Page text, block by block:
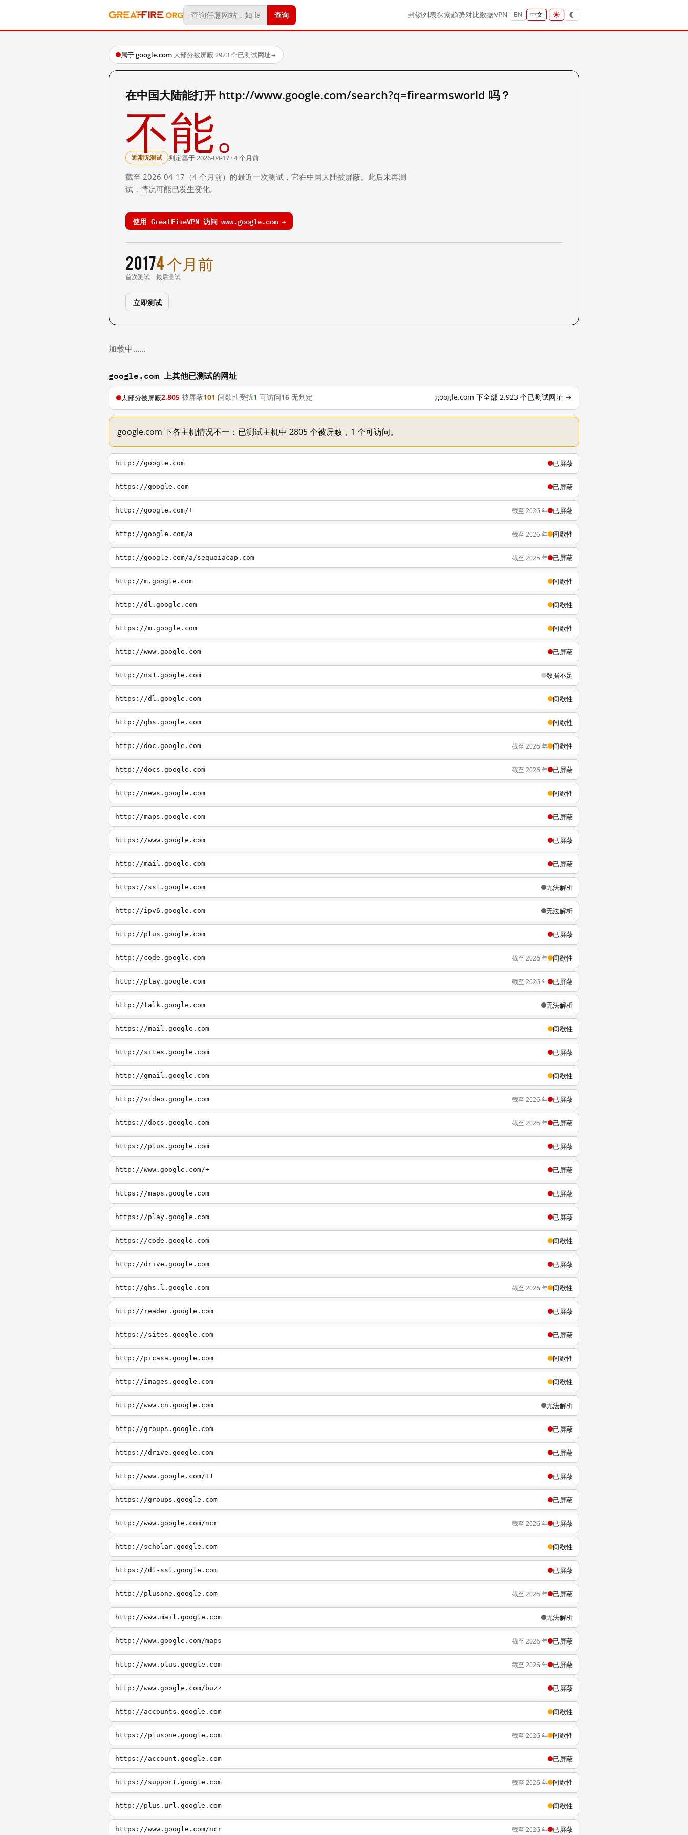
查询 封锁列表探索趋势对比数据VPN EN 中文
属于 google.com·大部分被屏蔽·2923 个已测试网址→
在中国大陆能打开 http://www.google.com/search?q=firearmsworld 吗？
不能。
近期无测试 判定基于 2026-04-17 · 4 个月前
截至 2026-04-17（4 个月前）的最近一次测试，它在中国大陆被屏蔽。此后未再测
试，情况可能已发生变化。
使用 GreatFireVPN 访问 www.google.com →
2017
首次测试
4 个月前
最后测试
立即测试
加载中……
google.com 上其他已测试的网址
大部分被屏蔽2,805 被屏蔽101 间歇性受扰1 可访问16 无判定 google.com 下全部 2,923 个已测试网址 →
google.com 下各主机情况不一：已测试主机中 2805 个被屏蔽，1 个可访问。
http://google.com 已屏蔽
https://google.com 已屏蔽
http://google.com/+ 截至 2026 年 已屏蔽
http://google.com/a 截至 2026 年 间歇性
http://google.com/a/sequoiacap.com 截至 2025 年 已屏蔽
http://m.google.com 间歇性
http://dl.google.com 间歇性
https://m.google.com 间歇性
http://www.google.com 已屏蔽
http://ns1.google.com 数据不足
https://dl.google.com 间歇性
http://ghs.google.com 间歇性
http://doc.google.com 截至 2026 年 间歇性
http://docs.google.com 截至 2026 年 已屏蔽
http://news.google.com 间歇性
http://maps.google.com 已屏蔽
https://www.google.com 已屏蔽
http://mail.google.com 已屏蔽
https://ssl.google.com 无法解析
http://ipv6.google.com 无法解析
http://plus.google.com 已屏蔽
http://code.google.com 截至 2026 年 间歇性
http://play.google.com 截至 2026 年 已屏蔽
http://talk.google.com 无法解析
https://mail.google.com 间歇性
http://sites.google.com 已屏蔽
http://gmail.google.com 间歇性
http://video.google.com 截至 2026 年 已屏蔽
https://docs.google.com 截至 2026 年 已屏蔽
https://plus.google.com 已屏蔽
http://www.google.com/+ 已屏蔽
https://maps.google.com 已屏蔽
https://play.google.com 已屏蔽
https://code.google.com 间歇性
http://drive.google.com 已屏蔽
http://ghs.l.google.com 截至 2026 年 间歇性
http://reader.google.com 已屏蔽
https://sites.google.com 已屏蔽
http://picasa.google.com 间歇性
http://images.google.com 间歇性
http://www.cn.google.com 无法解析
http://groups.google.com 已屏蔽
https://drive.google.com 已屏蔽
http://www.google.com/+1 已屏蔽
https://groups.google.com 已屏蔽
http://www.google.com/ncr 截至 2026 年 已屏蔽
http://scholar.google.com 间歇性
https://dl-ssl.google.com 已屏蔽
http://plusone.google.com 截至 2026 年 已屏蔽
http://www.mail.google.com 无法解析
http://www.google.com/maps 截至 2026 年 已屏蔽
http://www.plus.google.com 截至 2026 年 已屏蔽
http://www.google.com/buzz 已屏蔽
http://accounts.google.com 间歇性
https://plusone.google.com 截至 2026 年 间歇性
https://account.google.com 已屏蔽
https://support.google.com 截至 2026 年 间歇性
http://plus.url.google.com 间歇性
https://www.google.com/ncr 截至 2026 年 已屏蔽